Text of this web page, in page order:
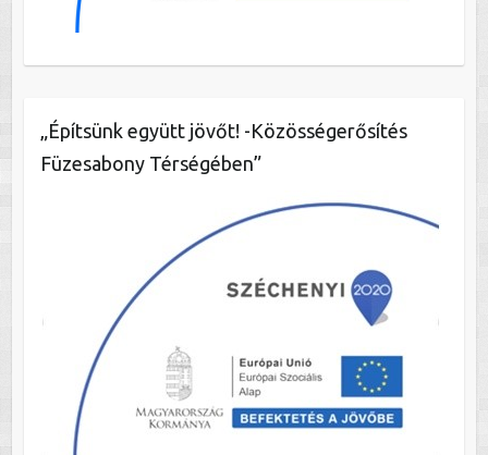
„Építsünk együtt jövőt! -Közösségerősítés
Füzesabony Térségében”